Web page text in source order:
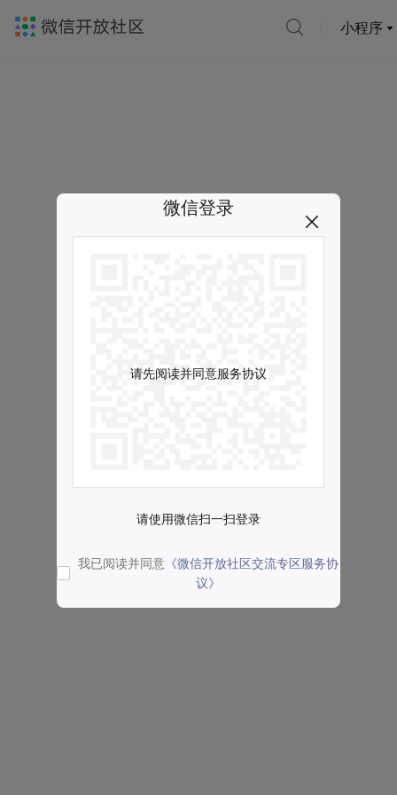
小程序
微信登录
请先阅读并同意服务协议
请使用微信扫一扫登录
我已阅读并同意 《微信开放社区交流专区服务协
议》